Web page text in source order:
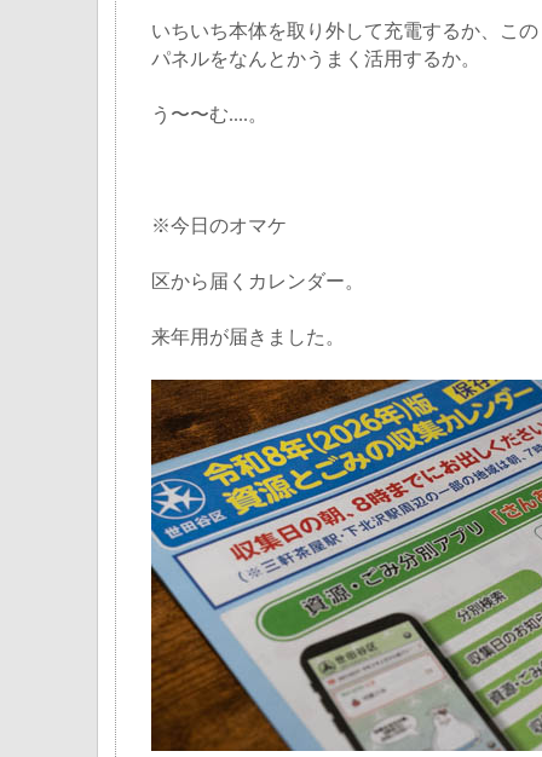
いちいち本体を取り外して充電するか、この
パネルをなんとかうまく活用するか。
う〜〜む....。
※今日のオマケ
区から届くカレンダー。
来年用が届きました。